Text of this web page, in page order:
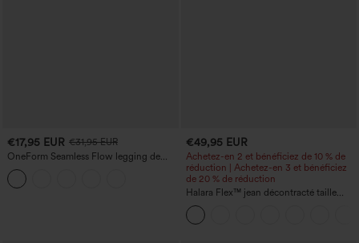
€17,95 EUR €31,95 EUR
OneForm Seamless Flow legging de
yoga taille haute, gainant pour le ventre
et effet rehausseur de fesses
€49,95 EUR
Achetez-en 2 et bénéficiez de 10 % de
réduction | Achetez-en 3 et bénéficiez
de 20 % de réduction
Halara Flex™ jean décontracté taille
haute à effet gainant, coupe large, avec
poches